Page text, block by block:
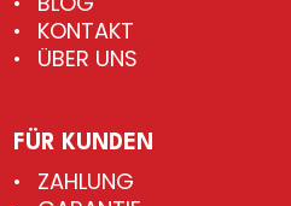
KONTAKT
ÜBER UNS
FÜR KUNDEN
ZAHLUNG